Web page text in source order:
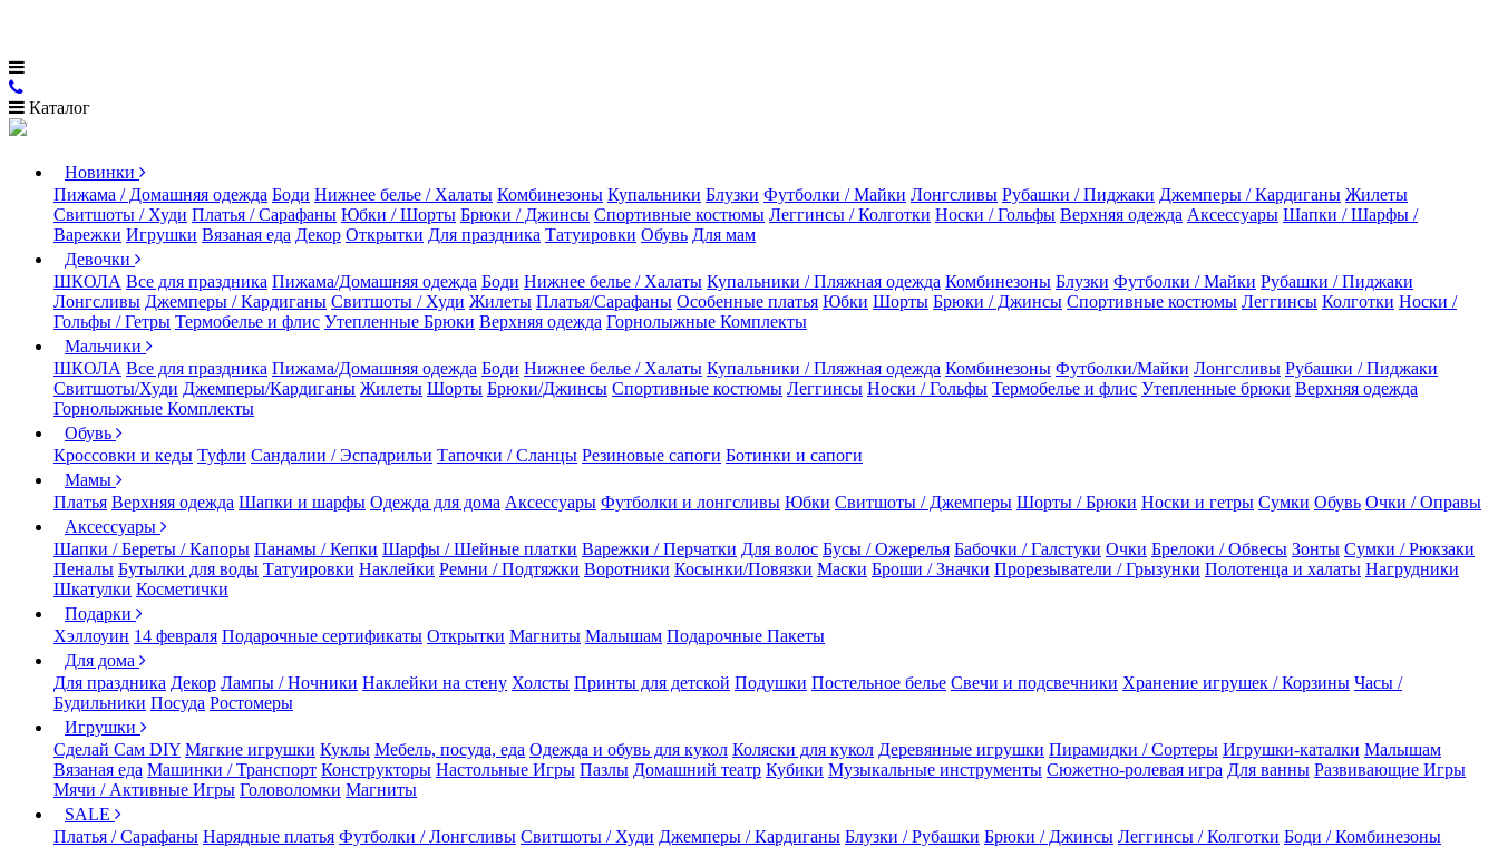
Каталог
Новинки
Пижама / Домашняя одежда Боди Нижнее белье / Халаты Комбинезоны Купальники Блузки Футболки / Майки Лонгсливы Рубашки / Пиджаки Джемперы / Кардиганы Жилеты
Свитшоты / Худи Платья / Сарафаны Юбки / Шорты Брюки / Джинсы Спортивные костюмы Леггинсы / Колготки Носки / Гольфы Верхняя одежда Аксессуары Шапки / Шарфы /
Варежки Игрушки Вязаная еда Декор Открытки Для праздника Татуировки Обувь Для мам
Девочки
ШКОЛА Все для праздника Пижама/Домашняя одежда Боди Нижнее белье / Халаты Купальники / Пляжная одежда Комбинезоны Блузки Футболки / Майки Рубашки / Пиджаки
Лонгсливы Джемперы / Кардиганы Свитшоты / Худи Жилеты Платья/Сарафаны Особенные платья Юбки Шорты Брюки / Джинсы Спортивные костюмы Леггинсы Колготки Носки /
Гольфы / Гетры Термобелье и флис Утепленные Брюки Верхняя одежда Горнолыжные Комплекты
Мальчики
ШКОЛА Все для праздника Пижама/Домашняя одежда Боди Нижнее белье / Халаты Купальники / Пляжная одежда Комбинезоны Футболки/Майки Лонгсливы Рубашки / Пиджаки
Свитшоты/Худи Джемперы/Кардиганы Жилеты Шорты Брюки/Джинсы Спортивные костюмы Леггинсы Носки / Гольфы Термобелье и флис Утепленные брюки Верхняя одежда
Горнолыжные Комплекты
Обувь
Кроссовки и кеды Туфли Сандалии / Эспадрильи Тапочки / Сланцы Резиновые сапоги Ботинки и сапоги
Мамы
Платья Верхняя одежда Шапки и шарфы Одежда для дома Аксессуары Футболки и лонгсливы Юбки Свитшоты / Джемперы Шорты / Брюки Носки и гетры Сумки Обувь Очки / Оправы
Аксессуары
Шапки / Береты / Капоры Панамы / Кепки Шарфы / Шейные платки Варежки / Перчатки Для волос Бусы / Ожерелья Бабочки / Галстуки Очки Брелоки / Обвесы Зонты Сумки / Рюкзаки
Пеналы Бутылки для воды Татуировки Наклейки Ремни / Подтяжки Воротники Косынки/Повязки Маски Броши / Значки Прорезыватели / Грызунки Полотенца и халаты Нагрудники
Шкатулки Косметички
Подарки
Хэллоуин 14 февраля Подарочные сертификаты Открытки Магниты Малышам Подарочные Пакеты
Для дома
Для праздника Декор Лампы / Ночники Наклейки на стену Холсты Принты для детской Подушки Постельное белье Свечи и подсвечники Хранение игрушек / Корзины Часы /
Будильники Посуда Ростомеры
Игрушки
Сделай Сам DIY Мягкие игрушки Куклы Мебель, посуда, еда Одежда и обувь для кукол Коляски для кукол Деревянные игрушки Пирамидки / Сортеры Игрушки-каталки Малышам
Вязаная еда Машинки / Транспорт Конструкторы Настольные Игры Пазлы Домашний театр Кубики Музыкальные инструменты Сюжетно-ролевая игра Для ванны Развивающие Игры
Мячи / Активные Игры Головоломки Магниты
SALE
Платья / Сарафаны Нарядные платья Футболки / Лонгсливы Свитшоты / Худи Джемперы / Кардиганы Блузки / Рубашки Брюки / Джинсы Леггинсы / Колготки Боди / Комбинезоны